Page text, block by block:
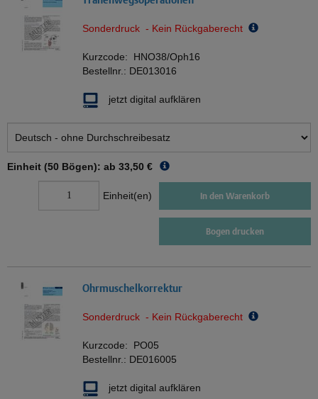
Sonderdruck - Kein Rückgaberecht
Kurzcode: HNO38/Oph16
Bestellnr.: DE013016
jetzt digital aufklären
Einheit (50 Bögen): ab 33,50 €
Einheit(en) In den Warenkorb
Bogen drucken
Ohrmuschelkorrektur
Sonderdruck - Kein Rückgaberecht
Kurzcode: PO05
Bestellnr.: DE016005
jetzt digital aufklären